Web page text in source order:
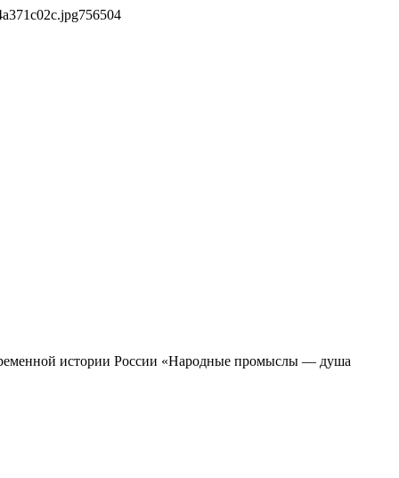
756504
истории России «Народные промыслы — душа